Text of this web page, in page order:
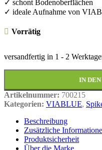
✓ schont Bodenoberflächen
✓ ideale Aufnahme von
Vorrätig
versandfertig in 1 - 2
IN
Artikelnummer: 700215
Kategorien: VIABLUE,
Beschreibung
Zusätzliche
Produktsicherheit
Über die Marke